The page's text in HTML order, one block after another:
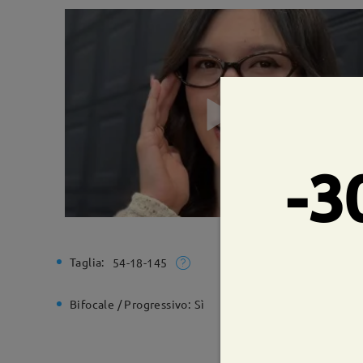
Taglia: 54-18-145
Bifocale / Progressivo: Sì
-